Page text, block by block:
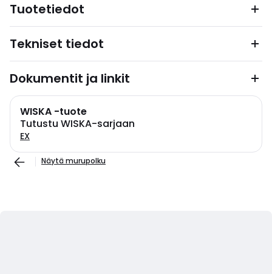
Tuotetiedot
Tekniset tiedot
Dokumentit ja linkit
WISKA -tuote
Tutustu WISKA-sarjaan
EX
Näytä murupolku